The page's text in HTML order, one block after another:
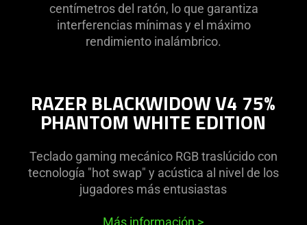
centímetros del ratón, lo que garantiza
interferencias mínimas y el máximo
rendimiento inalámbrico.
RAZER BLACKWIDOW V4 75%
PHANTOM WHITE EDITION
Teclado gaming mecánico RGB traslúcido con
tecnología "hot swap" y acústica al nivel de los
jugadores más entusiastas
Más información >